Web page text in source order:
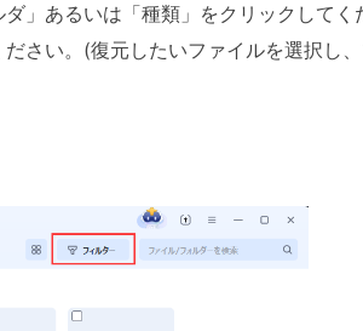
」あるいは「種類」をクリックして
さい。(復元したいファイルを選択し